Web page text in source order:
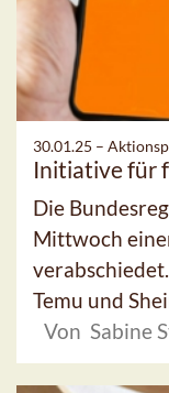
30.01.25 –
Initiative für
Die
Mittwoch
Temu und
Von Sabine